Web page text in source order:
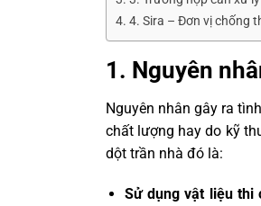
4. Sira – Đơn vị chống
1. Nguyên
Nguyên nhân gây ra
chất lượng hay do kỹ
dột trần nhà đó là:
Sử dụng vật liệu